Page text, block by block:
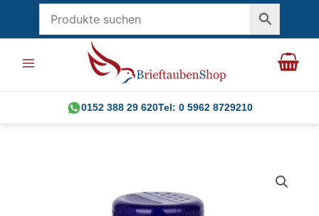
0152 388 29 620Tel: 0 5962 8729210